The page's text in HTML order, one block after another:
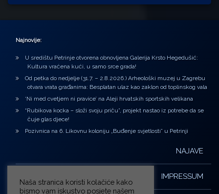
Najnovije:
U središtu Petrinje otvorena obnovljena Galerija Krsto Hegedušić:
Kultura vraćena kući, u samo srce grada!
Od petka do nedjelje (31.7. – 2.8.2026.) Arheološki muzej u Zagrebu
otvara vrata građanima: Besplatan ulaz kao zaklon od toplinskog vala
‘Ni med cvetjem ni pravice’ na Aleji hrvatskih sportskih velikana
“Rubikova kocka – složi svoju priču”, projekt nastao iz potrebe da se
čuje glas djece!
Pozivnica na 6. Likovnu koloniju „Buđenje svjetlosti” u Petrinji
NAJAVE
IMPRESSUM
Naša stranica koristi kolačiće kako
bismo vam iskustvo posjete našem